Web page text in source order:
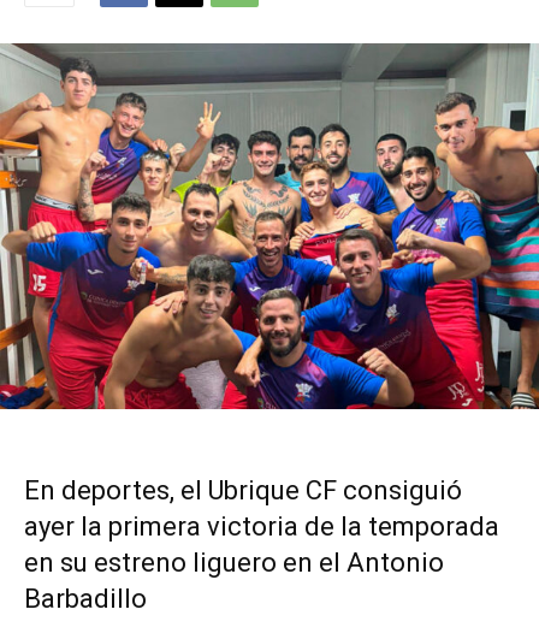
En deportes, el Ubrique CF consiguió
ayer la primera victoria de la temporada
en su estreno liguero en el Antonio
Barbadillo